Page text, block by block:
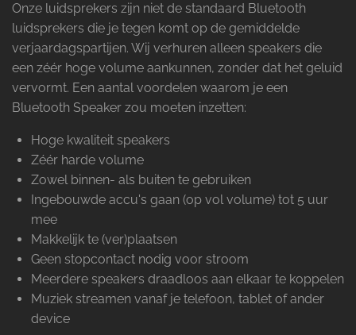
Onze luidsprekers zijn niet de standaard Bluetooth
luidsprekers die je tegen komt op de gemiddelde
verjaardagspartijen. Wij verhuren alleen speakers die
een zéér hoge volume aankunnen, zonder dat het geluid
vervormt. Een aantal voordelen waarom je een
Bluetooth Speaker zou moeten inzetten:
Hoge kwaliteit speakers
Zéér harde volume
Zowel binnen- als buiten te gebruiken
Ingebouwde accu's gaan (op vol volume) tot 5 uur
mee
Makkelijk te (ver)plaatsen
Geen stopcontact nodig voor stroom
Meerdere speakers draadloos aan elkaar te koppelen
Muziek streamen vanaf je telefoon, tablet of ander
device